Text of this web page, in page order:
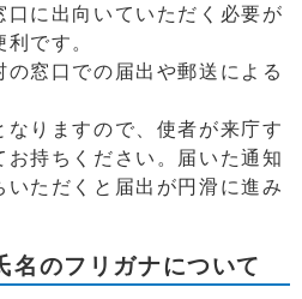
口に出向いていただく必要が
です。
窓口での届出や郵送による
りますので、使者が来庁す
お持ちください。届いた通知
いただくと届出が円滑に進み
名のフリガナについて